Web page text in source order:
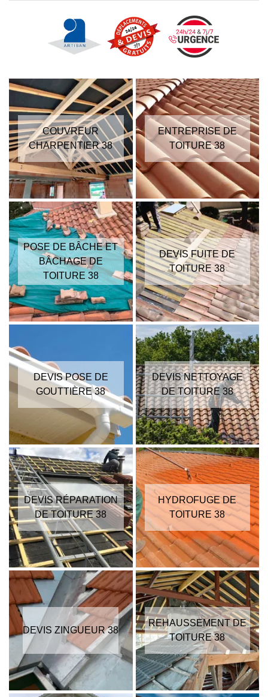
COUVREUR
CHARPENTIER 38
ENTREPRISE DE
TOITURE 38
POSE DE BÂCHE ET
BÂCHAGE DE
TOITURE 38
DEVIS FUITE DE
TOITURE 38
DEVIS POSE DE
GOUTTIÈRE 38
DEVIS NETTOYAGE
DE TOITURE 38
DEVIS RÉPARATION
DE TOITURE 38
HYDROFUGE DE
TOITURE 38
DEVIS ZINGUEUR 38
REHAUSSEMENT DE
TOITURE 38